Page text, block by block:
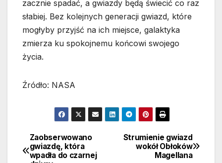
zacznie spadać, a gwiazdy będą świecić co raz
słabiej. Bez kolejnych generacji gwiazd, które
mogłyby przyjść na ich miejsce, galaktyka
zmierza ku spokojnemu końcowi swojego
życia.
Źródło: NASA
Nawigacja
Strumienie gwiazd
wokół Obłoków
Magellana
Zaobserwowano
gwiazdę, która
wpadła do czarnej